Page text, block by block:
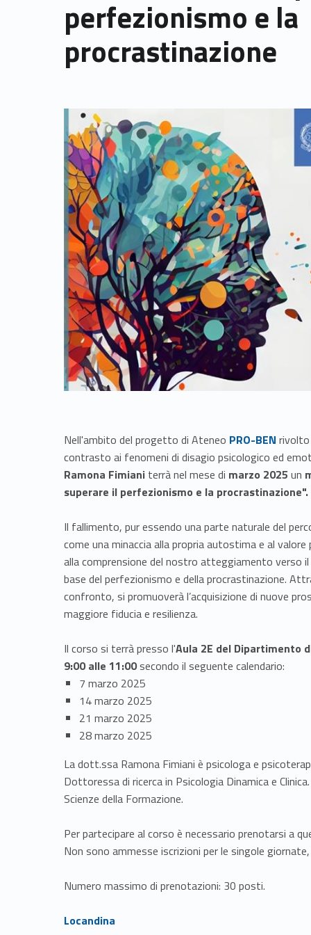
perfezionismo e la
procrastinazione
Link identifier archive #link-archive-thumb-soap-45178
Nell'ambito del progetto di Ateneo Link identifier #identifier__87860-1
PRO-BEN rivolto
contrasto ai fenomeni di disagio psicologico ed
Ramona Fimiani terrà nel mese di marzo 2025 un
superare il perfezionismo e la procrastinazione".
Il fallimento, pur essendo una parte naturale del
come una minaccia alla propria autostima e al
alla comprensione del nostro atteggiamento verso
base del perfezionismo e della procrastinazione.
confronto, si promuoverà l’acquisizione di nuove
maggiore fiducia e resilienza.
Il corso si terrà presso l'Aula 2E del Dipartimento
9:00 alle 11:00secondo il seguente calendario:
7 marzo 2025
14 marzo 2025
21 marzo 2025
28 marzo 2025
La dott.ssa Ramona Fimiani è psicologa e
Dottoressa di ricerca in Psicologia Dinamica e
Scienze della Formazione.
Per partecipare al corso è necessario prenotarsi a
Non sono ammesse iscrizioni per le singole
Numero massimo di prenotazioni: 30 posti.
Link identifier #identifier__17317-3Locandina